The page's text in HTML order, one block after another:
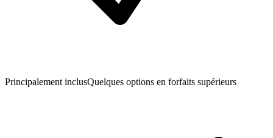
Principalement inclusQuelques options en forfaits supérieurs